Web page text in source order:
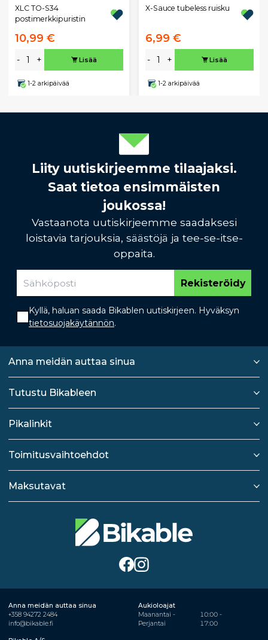
XLC TO-S34
postimerkkipuristin
10,99 €
- + Lisää
1-2 arkipäivää
X-Sauce tubeless ruisku
6,99 €
- + Lisää
1-2 arkipäivää
Liity uutiskirjeemme tilaajaksi.
Saat tietoa ensimmäisten
joukossa!
Vastaanota uutiskirjeemme saadaksesi
loistavia tarjouksia, säästöjä ja tee-se-itse-
oppaita.
Rekisteröidy
Kyllä, haluan saada Bikablen uutiskirjeen. Hyväksyn
tietosuojakäytännön.
Anna meidän auttaa sinua
Tutustu Bikableen
Pikalinkit
Toimitusvaihtoehdot
Maksutavat
Anna meidän auttaa sinua
+358 94272 2484
info@bikable.fi
Aukioloajat
Maanantai -
Perjantai
10:00 -
17:00